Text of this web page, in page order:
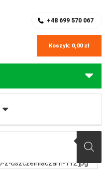
+48 699 570 067
Koszyk: 0,00 zł
50/90 ’01-’14 ALL BALLS